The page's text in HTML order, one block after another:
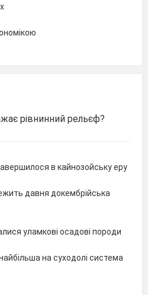
рівнинний рельєф?
в кайнозойську еру
давня докембрійська
уламкові осадові породи
на суходолі система